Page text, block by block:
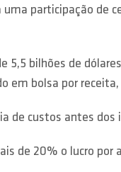
participação de
bilhões de
em bolsa por
de custos antes
de 20% o lucro por